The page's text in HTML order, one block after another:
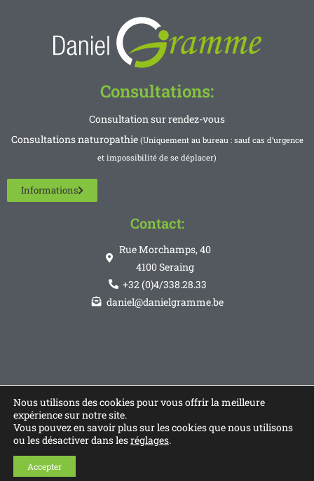
Consultations:
Consultation sur rendez-vous
Consultations naturopathie (Uniquement au bureau : sauf cas d’urgence
et impossibilité de se déplacer)
Informations
Contact:
Rue Morchamps, 40
4100 Seraing
+32 (0)4/338.28.33
daniel@danielgramme.be
© Copyright 2026 - Réaliser par
Nous utilisons des cookies pour vous offrir la meilleure
expérience sur notre site.
Vous pouvez en savoir plus sur les cookies que nous utilisons
ou les désactiver dans lesréglages.
Accepter